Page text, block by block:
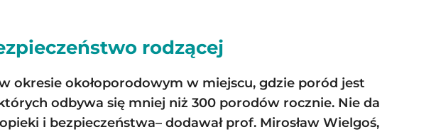
rodzącej
okresie okołoporodowym w miejscu, gdzie poród jest
odbywa się mniej niż 300 porodów rocznie. Nie da
i bezpieczeństwa– dodawał prof. Mirosław Wielgoś,